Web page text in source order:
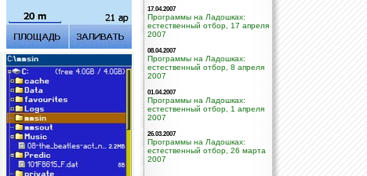
17.04.2007
Программы на Ладошках:
естественный отбор, 17 апреля
2007
08.04.2007
Программы на Ладошках:
естественный отбор, 8 апреля
2007
01.04.2007
Программы на Ладошках:
естественный отбор, 1 апреля
2007
26.03.2007
Программы на Ладошках:
естественный отбор, 26 марта
2007